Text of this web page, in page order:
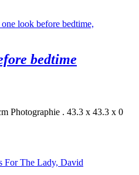
bedtime
Photographie . 43.3 x 43.3 x 0